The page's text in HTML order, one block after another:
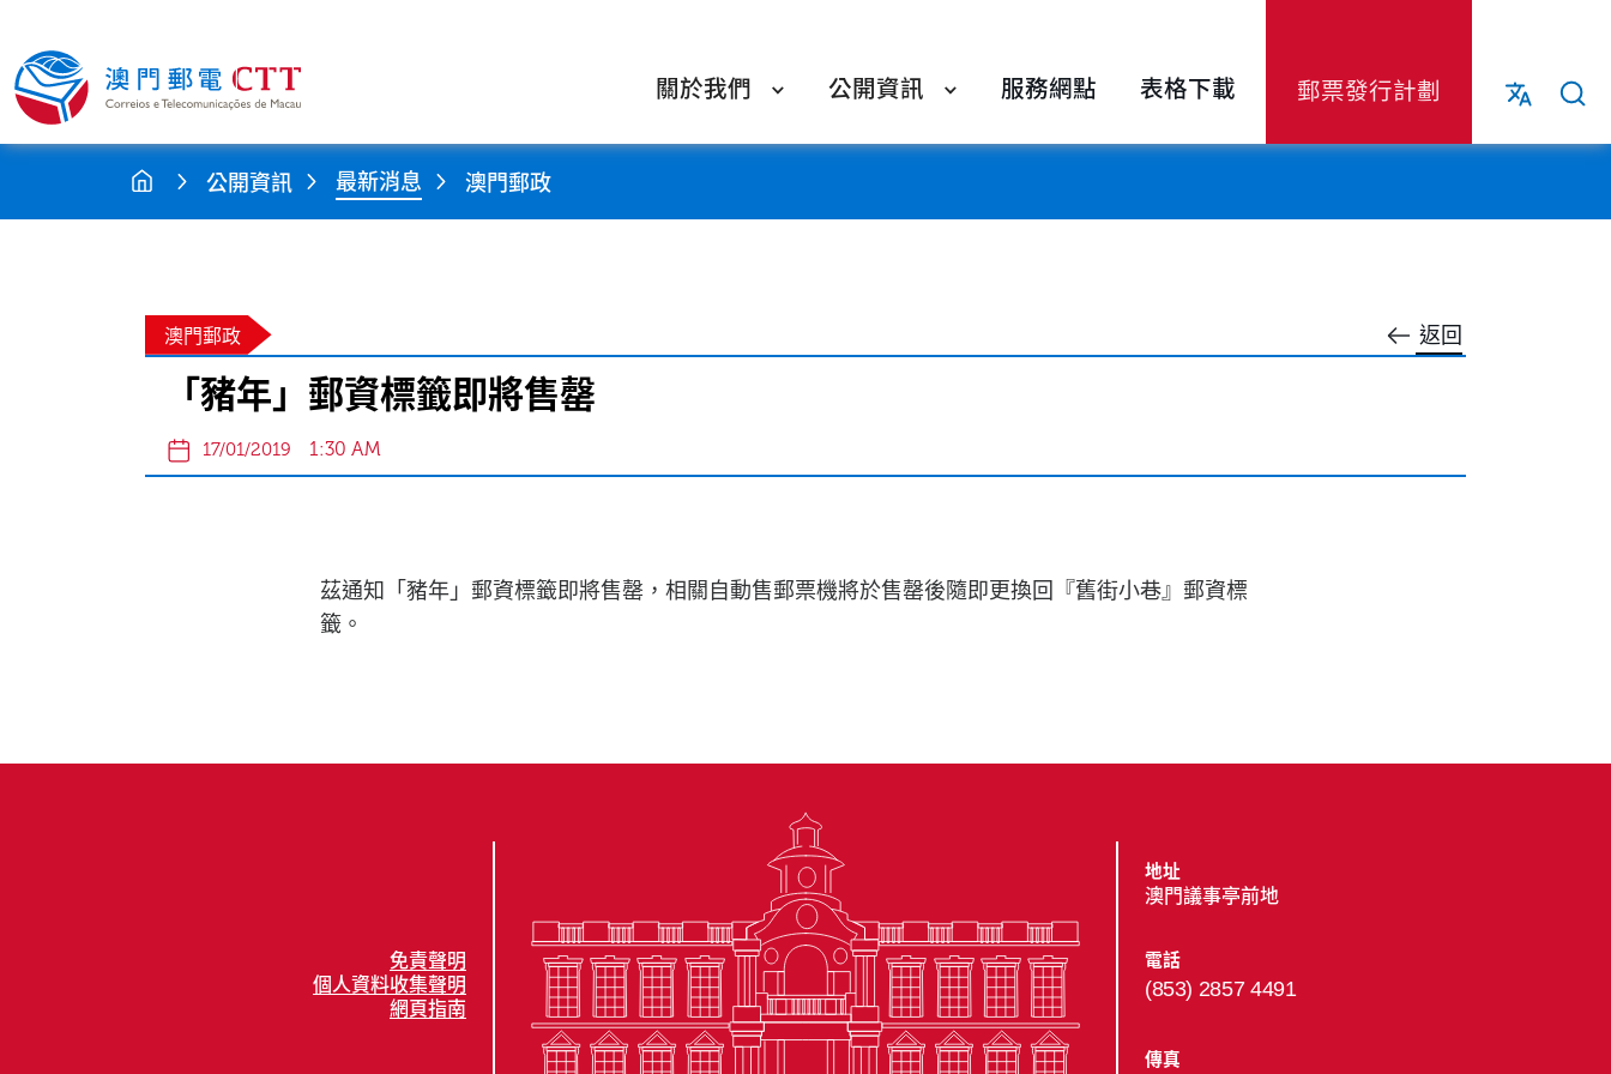
關於我們 公開資訊 服務網點 表格下載 郵票發行計劃
公開資訊 最新消息 澳門郵政
返回
澳門郵政
「豬年」郵資標籤即將售罄
17/01/2019 1:30 AM
茲通知「豬年」郵資標籤即將售罄，相關自動售郵票機將於售罄後隨即更換回『舊街小巷』郵資標
籤。
免責聲明
個人資料收集聲明
網頁指南
地址
澳門議事亭前地
電話
(853) 2857 4491
傳真